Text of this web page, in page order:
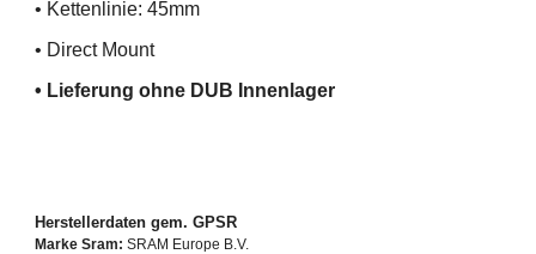
• Kettenlinie: 45mm
• Direct Mount
• Lieferung ohne DUB Innenlager
Herstellerdaten gem. GPSR
Marke Sram: SRAM Europe B.V.